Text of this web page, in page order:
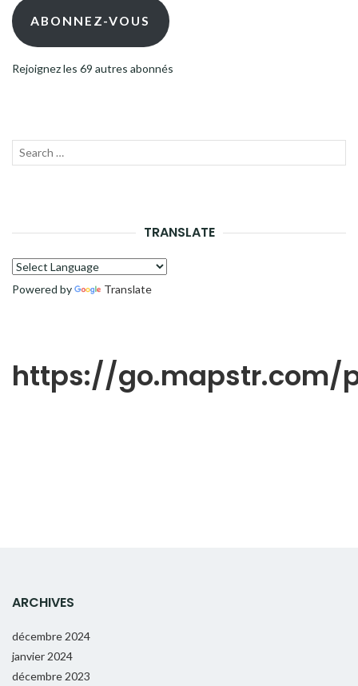
mail ABONNEZ-VOUS
Rejoignez les 69 autres abonnés
Recherche
TRANSLATE
Powered by Translate
https://go.mapstr.com/
ARCHIVES
décembre 2024
janvier 2024
décembre 2023